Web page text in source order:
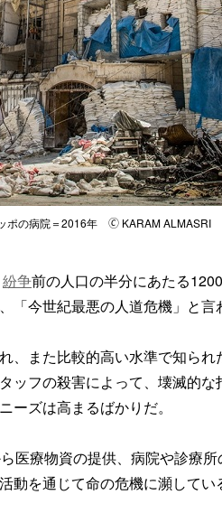
ポの病院＝2016年 🄫 KARAM ALMASRI
紛争前の人口の半分にあたる
「今世紀最悪の人道危機」と言
、また比較的高い水準で知ら
ッフの殺害によって、壊滅的
ーズは高まるばかりだ。
医療物資の提供、病院や診療
動を通じて命の危機に瀕してい